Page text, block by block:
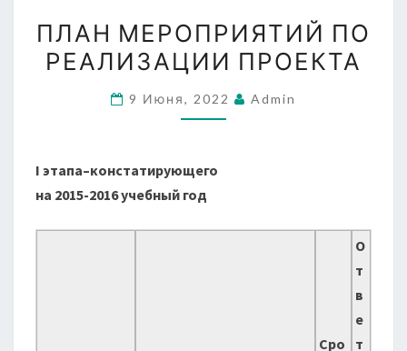
МЕРОПРИЯТИЙ
ПО
ПРОЕКТА
ПЛАН МЕРОПРИЯТИЙ ПО
РЕАЛИЗАЦИИ ПРОЕКТА
9 Июня, 2022 Admin
I этапа–констатирующего
на 2015-2016 учебный год
Сро
О
т
в
е
т